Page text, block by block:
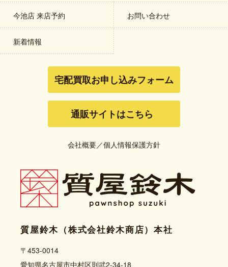
今池店 来店予約 お問い合わせ
新着情報
宅配買取お申し込みフォーム
通販サイトはこちら
会社概要／個人情報保護方針
質屋鈴木（株式会社鈴木商店）本社
〒453-0014
愛知県名古屋市中村区則武2-34-18